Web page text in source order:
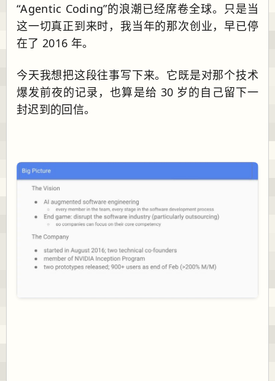
“Agentic Coding”的浪潮已经席卷全球。只是当
这一切真正到来时，我当年的那次创业，早已停
在了 2016 年。
今天我想把这段往事写下来。它既是对那个技术
爆发前夜的记录，也算是给 30 岁的自己留下一
封迟到的回信。